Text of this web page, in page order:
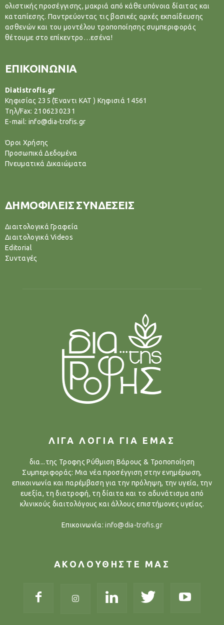
ολιστικής προσέγγισης, μακριά από κάθε υπόνοια δίαιτας και
καταπίεσης. Παντρεύοντας τις βασικές αρχές εκπαίδευσης
ασθενών και του μοντέλου τροποποίησης συμπεριφοράς
θέτουμε στο επίκεντρο…εσένα!
ΕΠΙΚΟΙΝΩΝΙΑ
Diatistrofis.gr
Κηφισίας 235 (Έναντι ΚΑΤ ) Κηφισιά 14561
Tηλ/Fax: 2106230231
E-mail: info@dia-trofis.gr
Όροι Χρήσης
Προσωπικά Δεδομένα
Πνευματικά Δικαιώματα
ΔΗΜΟΦΙΛΕΙΣ ΣΥΝΔΕΣΕΙΣ
Διαιτολογικά Γραφεία
Διαιτολογικά Videos
Editorial
Συνταγές
ΛΙΓΑ ΛΟΓΙΑ ΓΙΑ ΕΜΑΣ
δια...της Τροφης Ρύθμιση Βάρους & Τροποποίηση
Συμπεριφοράς: Μια νέα προσέγγιση στην ενημέρωση,
επικοινωνία και παρέμβαση για την πρόληψη, την υγεία, την
ευεξία, τη διατροφή, τη δίαιτα και το αδυνάτισμα από
κλινικούς διαιτολόγους και άλλους επιστήμονες υγείας.
Επικοινωνία:info@dia-trofis.gr
ΑΚΟΛΟΥΘΗΣΤΕ ΜΑΣ